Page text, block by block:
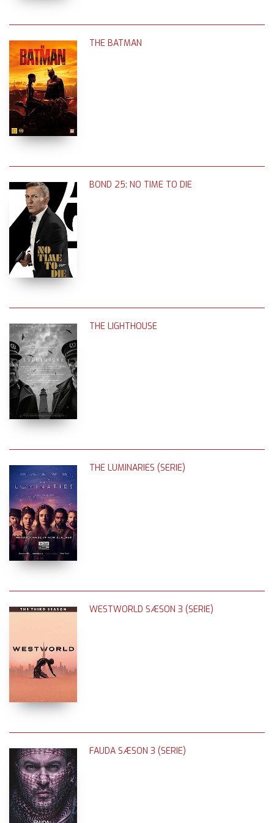
THE BATMAN
BOND 25: NO TIME TO DIE
THE LIGHTHOUSE
THE LUMINARIES (SERIE)
WESTWORLD SÆSON 3 (SERIE)
FAUDA SÆSON 3 (SERIE)